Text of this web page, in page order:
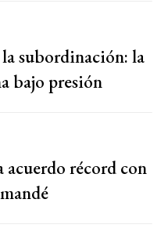
subordinación: la
bajo presión
récord con